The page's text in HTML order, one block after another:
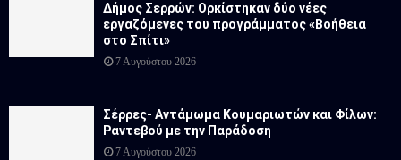
Δήμος Σερρών: Ορκίστηκαν δύο νέες
εργαζόμενες του προγράμματος «Βοήθεια
στο Σπίτι»
7 Αυγούστου 2026
Σέρρες- Αντάμωμα Κουμαριωτών και Φίλων:
Ραντεβού με την Παράδοση
7 Αυγούστου 2026